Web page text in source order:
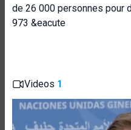
de 26 000 personnes pour
973 &eacute
Videos 1